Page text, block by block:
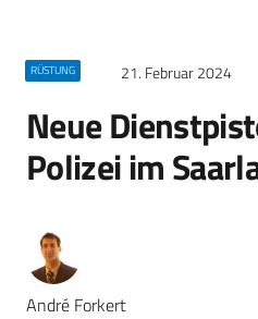
RÜSTUNG 21. Februar 2024
Neue
Polizei im
André Forkert